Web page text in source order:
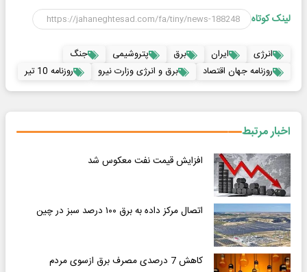
لینک کوتاه
انرژی ایران برق پتروشیمی
جنگ
روزنامه جهان اقتصاد
برق و انرژی وزارت نیرو روزنامه 10 تیر
اخبار مرتبط
افزایش قیمت نفت معکوس شد
اتصال مرکز داده به برق ۱۰۰ درصد سبز در چین
کاهش 7 درصدی مصرف برق ازسوی مردم